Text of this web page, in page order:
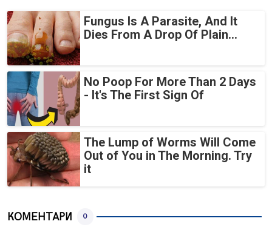
Fungus Is A Parasite, And It
Dies From A Drop Of Plain...
No Poop For More Than 2 Days
- It's The First Sign Of
The Lump of Worms Will Come
Out of You in The Morning. Try
it
КОМЕНТАРИ 0